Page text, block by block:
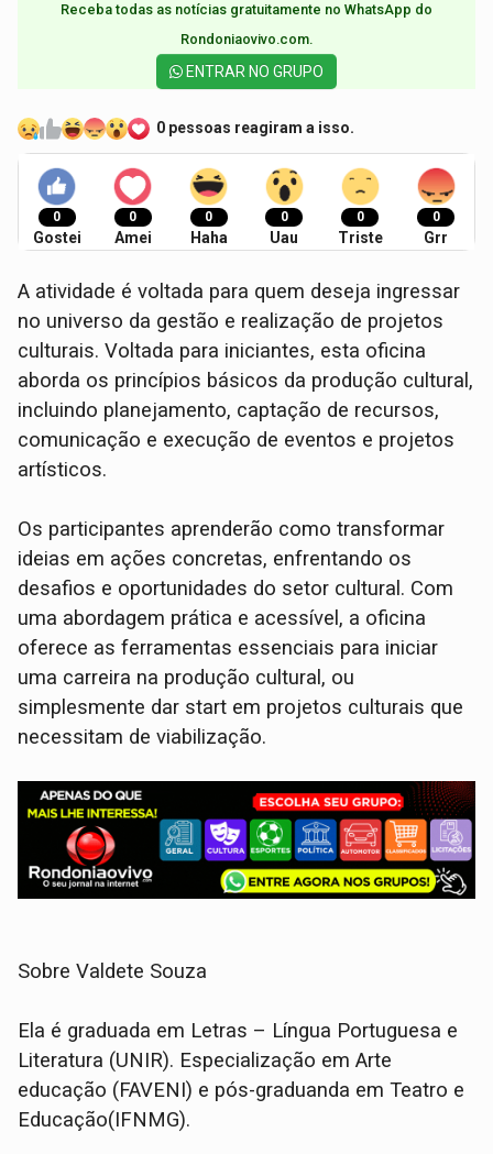
Receba todas as notícias gratuitamente no WhatsApp do
Rondoniaovivo.com.​
ENTRAR NO GRUPO
0 pessoas reagiram a isso.
0
Gostei
0
Amei
0
Haha
0
Uau
0
Triste
0
Grr
A atividade é voltada para quem deseja ingressar
no universo da gestão e realização de projetos
culturais. Voltada para iniciantes, esta oficina
aborda os princípios básicos da produção cultural,
incluindo planejamento, captação de recursos,
comunicação e execução de eventos e projetos
artísticos.
Os participantes aprenderão como transformar
ideias em ações concretas, enfrentando os
desafios e oportunidades do setor cultural. Com
uma abordagem prática e acessível, a oficina
oferece as ferramentas essenciais para iniciar
uma carreira na produção cultural, ou
simplesmente dar start em projetos culturais que
necessitam de viabilização.
Sobre Valdete Souza
Ela é graduada em Letras – Língua Portuguesa e
Literatura (UNIR). Especialização em Arte
educação (FAVENI) e pós-graduanda em Teatro e
Educação(IFNMG).